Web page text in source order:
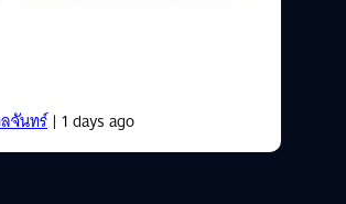
จันทร์| 1 days ago